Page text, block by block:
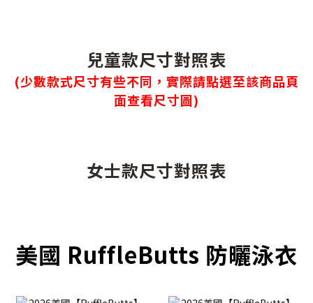
兒童款尺寸對照表
(少數款式尺寸有些不同，實際請點選至該商品頁
面查看尺寸圖)
女士款尺寸對照表
美國 RuffleButts 防曬泳衣